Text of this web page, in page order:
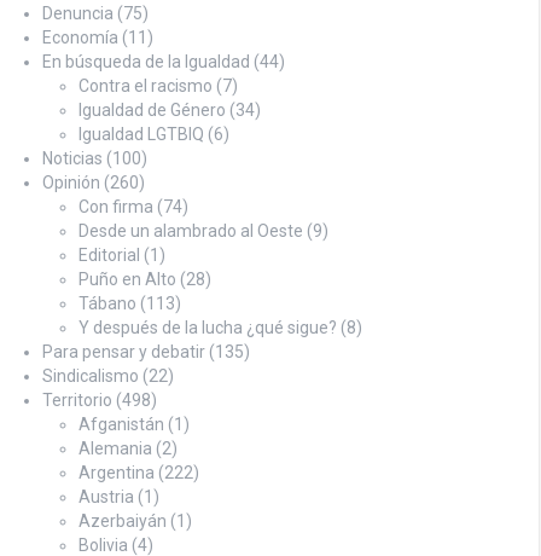
Denuncia (75)
Economía (11)
En búsqueda de la Igualdad (44)
Contra el racismo (7)
Igualdad de Género (34)
Igualdad LGTBIQ (6)
Noticias (100)
Opinión (260)
Con firma (74)
Desde un alambrado al Oeste (9)
Editorial (1)
Puño en Alto (28)
Tábano (113)
Y después de la lucha ¿qué sigue? (8)
Para pensar y debatir (135)
Sindicalismo (22)
Territorio (498)
Afganistán (1)
Alemania (2)
Argentina (222)
Austria (1)
Azerbaiyán (1)
Bolivia (4)